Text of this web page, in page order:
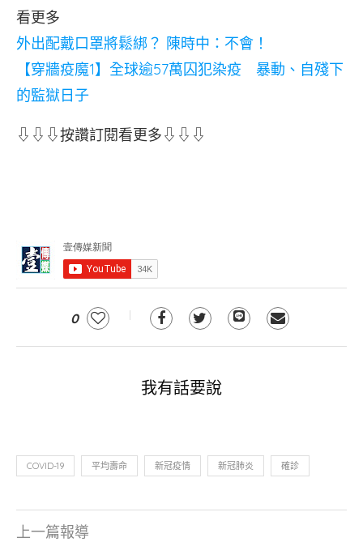
看更多
外出配戴口罩將鬆綁？ 陳時中：不會！
【穿牆疫魔1】全球逾57萬囚犯染疫 暴動、自殘下
的監獄日子
⇩⇩⇩按讚訂閱看更多⇩⇩⇩
0
我有話要說
COVID-19 平均壽命 新冠疫情 新冠肺炎 確診
上一篇報導